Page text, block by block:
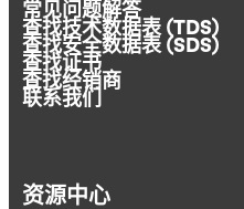
常见问题解答
查找技术数据表 (TDS)
查找安全数据表 (SDS)
查找证书
查找经销商
联系我们
资源中心